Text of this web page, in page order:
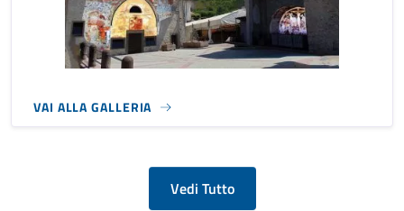
VAI ALLA GALLERIA
Vedi Tutto